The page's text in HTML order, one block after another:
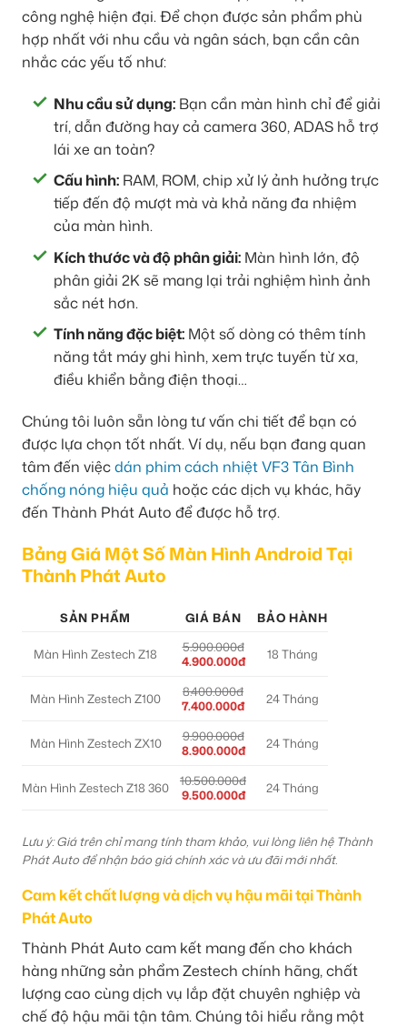
công nghệ hiện đại. Để chọn được sản phẩm phù
hợp nhất với nhu cầu và ngân sách, bạn cần cân
nhắc các yếu tố như:
Nhu cầu sử dụng: Bạn cần màn hình chỉ để giải
trí, dẫn đường hay cả camera 360, ADAS hỗ trợ
lái xe an toàn?
Cấu hình: RAM, ROM, chip xử lý ảnh hưởng trực
tiếp đến độ mượt mà và khả năng đa nhiệm
của màn hình.
Kích thước và độ phân giải: Màn hình lớn, độ
phân giải 2K sẽ mang lại trải nghiệm hình ảnh
sắc nét hơn.
Tính năng đặc biệt: Một số dòng có thêm tính
năng tắt máy ghi hình, xem trực tuyến từ xa,
điều khiển bằng điện thoại…
Chúng tôi luôn sẵn lòng tư vấn chi tiết để bạn có
được lựa chọn tốt nhất. Ví dụ, nếu bạn đang quan
tâm đến việcdán phim cách nhiệt VF3 Tân Bình
chống nóng hiệu quả hoặc các dịch vụ khác, hãy
đến Thành Phát Auto để được hỗ trợ.
Bảng Giá Một Số Màn Hình Android Tại
Thành Phát Auto
SẢN PHẨM GIÁ BÁN BẢO HÀNH
Màn Hình Zestech Z18
5.900.000đ
4.900.000đ
18 Tháng
Màn Hình Zestech Z100
8.400.000đ
7.400.000đ
24 Tháng
Màn Hình Zestech ZX10
9.900.000đ
8.900.000đ
24 Tháng
Màn Hình Zestech Z18 360
10.500.000đ
9.500.000đ
24 Tháng
Lưu ý: Giá trên chỉ mang tính tham khảo, vui lòng liên hệ Thành
Phát Auto để nhận báo giá chính xác và ưu đãi mới nhất.
Cam kết chất lượng và dịch vụ hậu mãi tại Thành
Phát Auto
Thành Phát Auto cam kết mang đến cho khách
hàng những sản phẩm Zestech chính hãng, chất
lượng cao cùng dịch vụ lắp đặt chuyên nghiệp và
chế độ hậu mãi tận tâm. Chúng tôi hiểu rằng một